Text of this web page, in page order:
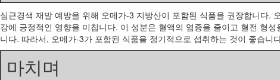
심근경색 재발 예방을 위해 오메가-3 지방산이 포함된 식품을 권장합니다.
강에 긍정적인 영향을 미칩니다. 이 성분은 혈액의 염증을 줄이고 혈전 형
니다. 따라서, 오메가-3가 포함된 식품을 정기적으로 섭취하는 것이 좋습니
마치며